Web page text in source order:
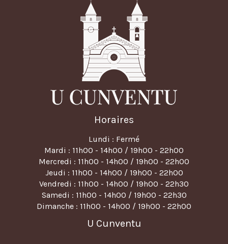
Horaires
Lundi : Fermé
Mardi : 11h00 - 14h00 / 19h00 - 22h00
Mercredi : 11h00 - 14h00 / 19h00 - 22h00
Jeudi : 11h00 - 14h00 / 19h00 - 22h00
Vendredi : 11h00 - 14h00 / 19h00 - 22h30
Samedi : 11h00 - 14h00 / 19h00 - 22h30
Dimanche : 11h00 - 14h00 / 19h00 - 22h00
U Cunventu